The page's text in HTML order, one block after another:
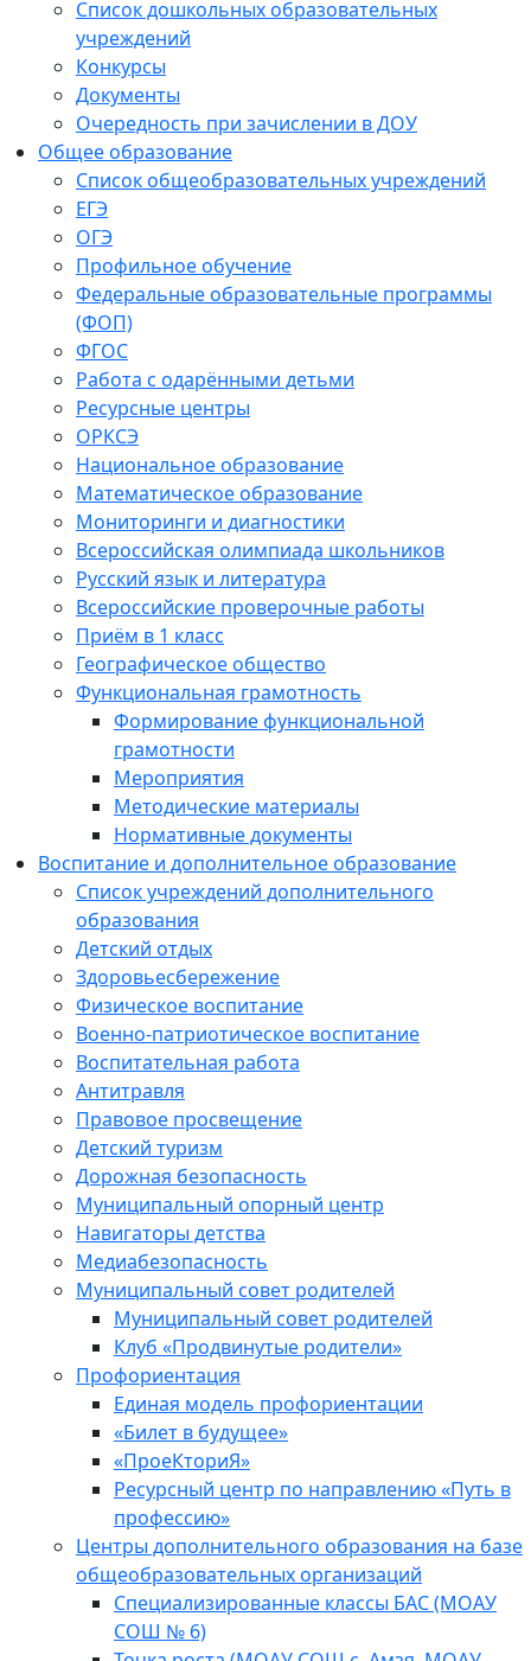
Список дошкольных образовательных
учреждений
Конкурсы
Документы
Очередность при зачислении в ДОУ
Общее образование
Список общеобразовательных учреждений
ЕГЭ
ОГЭ
Профильное обучение
Федеральные образовательные программы
(ФОП)
ФГОС
Работа с одарёнными детьми
Ресурсные центры
ОРКСЭ
Национальное образование
Математическое образование
Мониторинги и диагностики
Всероссийская олимпиада школьников
Русский язык и литература
Всероссийские проверочные работы
Приём в 1 класс
Географическое общество
Функциональная грамотность
Формирование функциональной
грамотности
Мероприятия
Методические материалы
Нормативные документы
Воспитание и дополнительное образование
Список учреждений дополнительного
образования
Детский отдых
Здоровьесбережение
Физическое воспитание
Военно-патриотическое воспитание
Воспитательная работа
Антитравля
Правовое просвещение
Детский туризм
Дорожная безопасность
Муниципальный опорный центр
Навигаторы детства
Медиабезопасность
Мyниципальный совет родителей
Муниципальный совет родителей
Клуб «Продвинутые родители»
Профориентация
Единая модель профориентации
«Билет в будущее»
«ПроеКториЯ»
Ресурсный центр по направлению «Путь в
профессию»
Центры дополнительного образования на базе
общеобразовательных организаций
Специализированные классы БАС (МОАУ
СОШ № 6)